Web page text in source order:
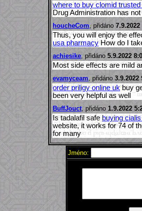
where to buy clomid trusted
Drug Administration has
houcheCom , přidáno 7.9.2022
Thus, you will enjoy the
usa pharmacyHow do I
achiesike , přidáno 5.9.2022
Most side effects are mild
evamyceam , přidáno 3.9.2022
order priligy online ukbuy
been very helpful as well
BuffJouct, přidáno 1.9.2022
Is tadalafil safe buying
website, it works for 74 of
for many
Jméno: